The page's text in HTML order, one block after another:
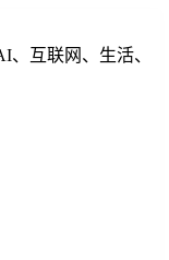
、互联网、生活、